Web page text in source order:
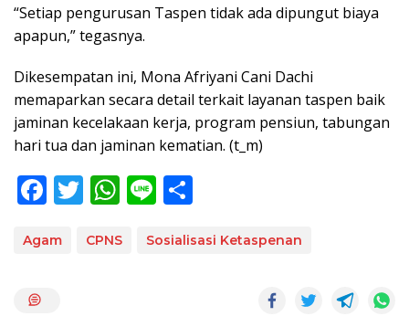
“Setiap pengurusan Taspen tidak ada dipungut biaya
apapun,” tegasnya.
Dikesempatan ini, Mona Afriyani Cani Dachi
memaparkan secara detail terkait layanan taspen baik
jaminan kecelakaan kerja, program pensiun, tabungan
hari tua dan jaminan kematian. (t_m)
F
e
T
itt
W
at
Li
e ar
Agam CPNS Sosialisasi Ketaspenan